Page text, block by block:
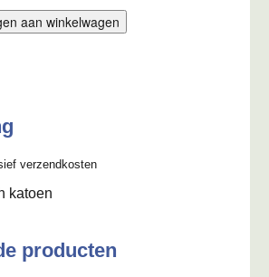
aan winkelwagen
verzendkosten
katoen
producten